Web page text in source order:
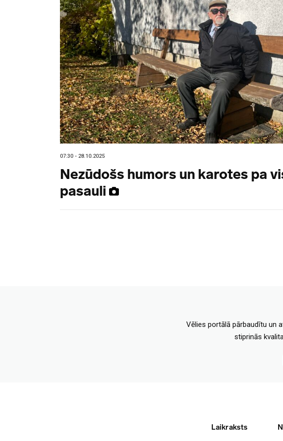
07:30 - 28.10.2025
Nezūdošs humors un karotes pa
pasauli
Vēlies portālā pārbaudītu un
stiprinās
Laikraksts